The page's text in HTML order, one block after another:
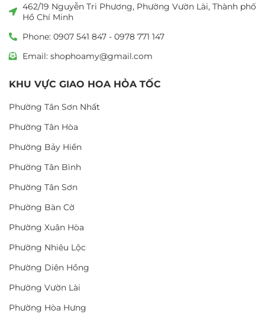
462/19 Nguyễn Tri Phương, Phường Vườn Lài, Thành phố
Hồ Chí Minh
Phone: 0907 541 847 - 0978 771 147
Email: shophoamy@gmail.com
KHU VỰC GIAO HOA HỎA TỐC
Phường Tân Sơn Nhất
Phường Tân Hòa
Phường Bảy Hiền
Phường Tân Bình
Phường Tân Sơn
Phường Bàn Cờ
Phường Xuân Hòa
Phường Nhiêu Lộc
Phường Diên Hồng
Phường Vườn Lài
Phường Hòa Hưng